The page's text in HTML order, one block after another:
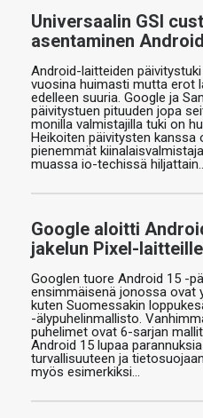
Universaalin GSI
asentaminen
Android-laitteiden
vuosina huimasti mutta erot
edelleen suuria. Google ja
päivitystuen pituuden jopa
monilla valmistajilla tuki on
Heikoiten päivitysten kanssa
pienemmät
muassa io-techissä
Google aloitti
jakelun Pixel-laitteille
Googlen tuore Android 15 -
ensimmäisenä jonossa ovat
kuten Suomessakin
-älypuhelinmallisto.
puhelimet ovat 6-sarjan
Android 15 lupaa
turvallisuuteen ja
myös esimerkiksi…